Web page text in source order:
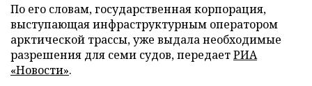
По его словам, государственная корпорация,
выступающая инфраструктурным оператором
арктической трассы, уже выдала необходимые
разрешения для семи судов, передаетРИА
«Новости».